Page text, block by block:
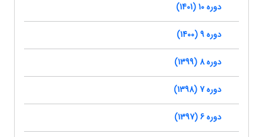
دوره 10 (1401)
دوره 9 (1400)
دوره 8 (1399)
دوره 7 (1398)
دوره 6 (1397)